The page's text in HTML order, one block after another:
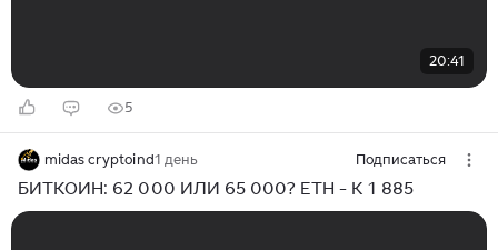
20:41
5
midas cryptoind1 день Подписаться
БИТКОИН: 62 000 ИЛИ 65 000? ETH - К 1 885